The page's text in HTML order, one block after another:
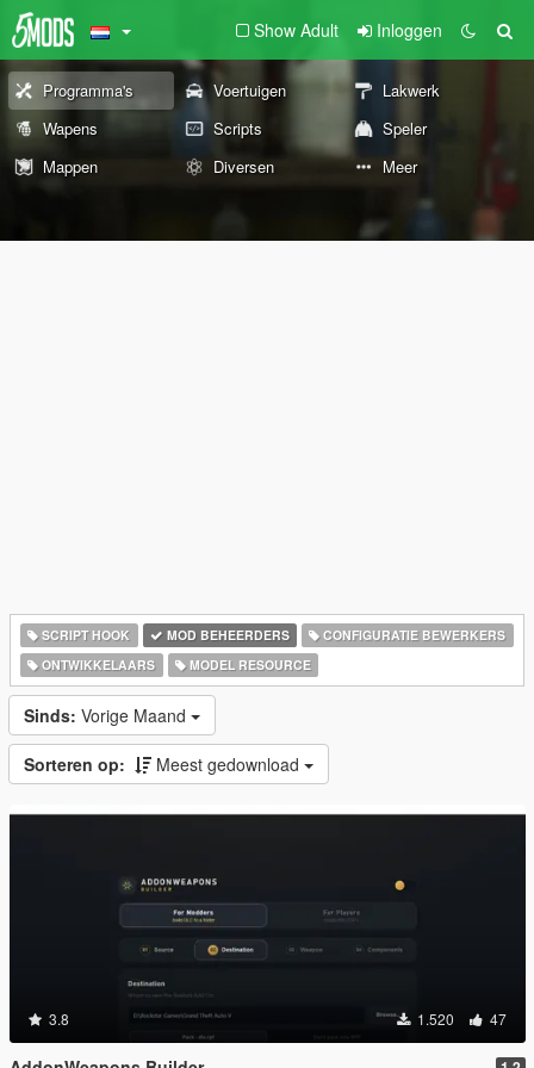
Show Adult Inloggen
Programma's Voertuigen
Lakwerk
Wapens
Scripts
Speler
Mappen
Diversen Meer
SCRIPT HOOK MOD BEHEERDERS
CONFIGURATIE BEWERKERS
ONTWIKKELAARS
MODEL RESOURCE
Sinds: Vorige Maand
Sorteren op: Meest gedownload
3.8 1.520 47